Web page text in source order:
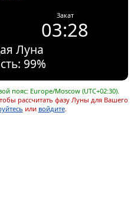
Закат
03:28
Луна
99%
пояс: Europe/Moscow (UTC+02:30).
рассчитать фазу Луны для Вашего
или войдите.